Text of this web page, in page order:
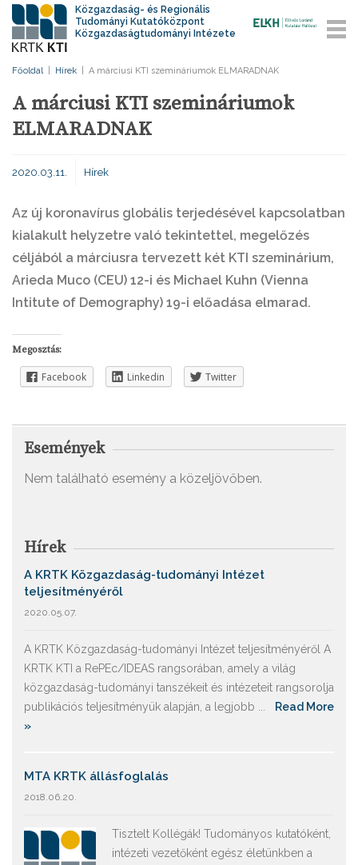
Közgazdaság- és Regionális
Tudományi Kutatóközpont
Közgazdaságtudományi Intézete
Főoldal Hírek A márciusi KTI szemináriumok ELMARADNAK
A márciusi KTI szemináriumok
ELMARADNAK
2020.03.11. Hírek
Az új koronavírus globális terjedésével kapcsolatban
kialakult helyzetre való tekintettel, megelőzés
céljából a márciusra tervezett két KTI szeminárium,
Arieda Muco (CEU) 12-i és Michael Kuhn (Vienna
Intitute of Demography) 19-i előadása elmarad.
Megosztás:
Facebook Linkedin Twitter
Események
Nem található esemény a közeljövőben.
Hírek
A KRTK Közgazdaság-tudományi Intézet
teljesítményéről
2020.05.07.
A KRTK Közgazdaság-tudományi Intézet teljesítményéről A
KRTK KTI a RePEc/IDEAS rangsorában, amely a világ
közgazdaság-tudományi tanszékeit és intézeteit rangsorolja
publikációs teljesítményük alapján, a legjobb ...
Read More
»
MTA KRTK állásfoglalás
2018.06.20.
Tisztelt Kollégák! Tudományos kutatóként,
intézeti vezetőként egész életünkben a